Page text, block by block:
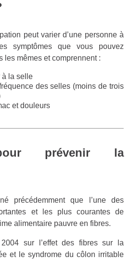
peut varier d’une personne à
symptômes que vous pouvez
les mêmes et comprennent :
à la selle
des selles (moins de trois
et douleurs
prévenir la
précédemment que l’une des
et les plus courantes de
alimentaire pauvre en fibres.
sur l’effet des fibres sur la
et le syndrome du côlon irritable